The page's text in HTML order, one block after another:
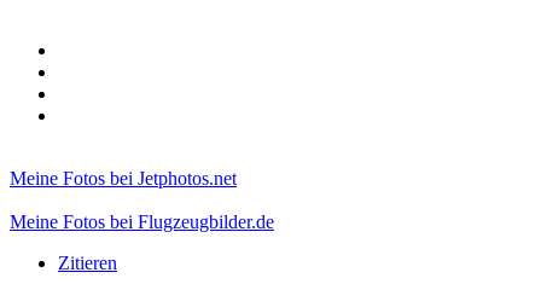
Meine Fotos bei Jetphotos.net
Meine Fotos bei Flugzeugbilder.de
Zitieren